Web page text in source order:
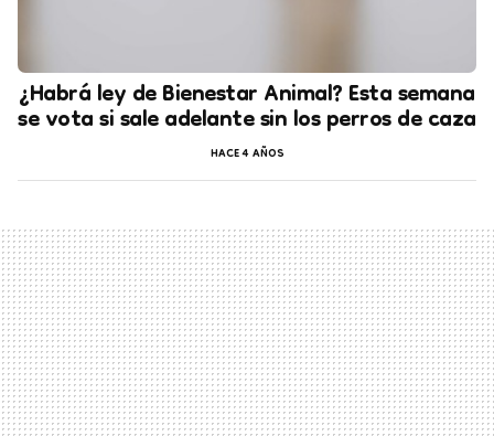
¿Habrá ley de Bienestar Animal? Esta semana
se vota si sale adelante sin los perros de caza
HACE 4 AÑOS